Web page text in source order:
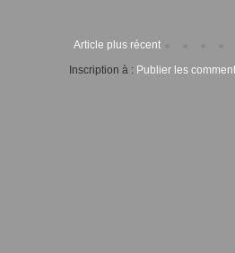
Article plus récent
Inscription à : Publier les